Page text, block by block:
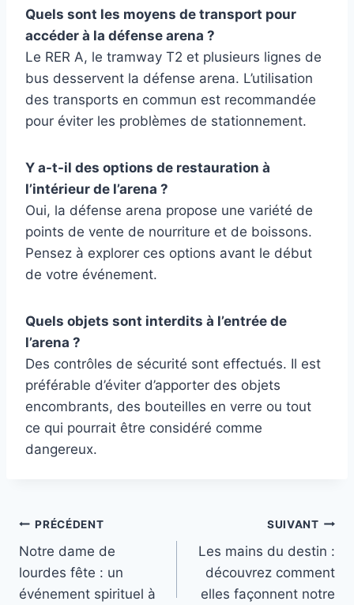
Quels sont les moyens de transport pour
accéder à la défense arena ?
Le RER A, le tramway T2 et plusieurs lignes de
bus desservent la défense arena. L’utilisation
des transports en commun est recommandée
pour éviter les problèmes de stationnement.
Y a-t-il des options de restauration à
l’intérieur de l’arena ?
Oui, la défense arena propose une variété de
points de vente de nourriture et de boissons.
Pensez à explorer ces options avant le début
de votre événement.
Quels objets sont interdits à l’entrée de
l’arena ?
Des contrôles de sécurité sont effectués. Il est
préférable d’éviter d’apporter des objets
encombrants, des bouteilles en verre ou tout
ce qui pourrait être considéré comme
dangereux.
Navigation
de
l’article
PRÉCÉDENT
Notre dame de
lourdes fête : un
événement spirituel à
SUIVANT
Les mains du destin :
découvrez comment
elles façonnent notre